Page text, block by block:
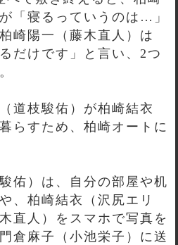
「寝るっていうのは…」
崎陽一（藤木直人）は
だけです」と言い、2つ
道枝駿佑）が柏崎結衣
らすため、柏崎オートに
佑）は、自分の部屋や机
、柏崎結衣（沢尻エリ
直人）をスマホで写真を
倉麻子（小池栄子）に送